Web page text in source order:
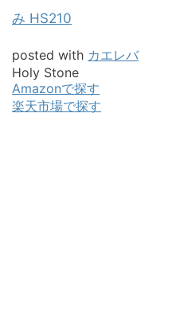
み HS210
posted with カエレバ
Holy Stone
Amazonで探す
楽天市場で探す